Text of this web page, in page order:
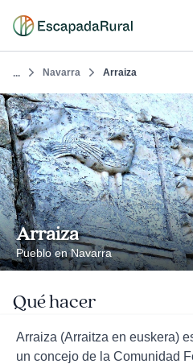
... Navarra Arraiza
Arraiza
Pueblo en Navarra
Qué hacer
Arraiza (Arraitza en euskera)
un concejo de la Comunidad